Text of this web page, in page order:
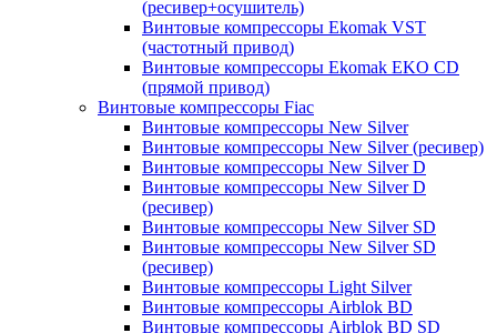
(ресивер+осушитель)
Винтовые компрессоры Ekomak VST
(частотный привод)
Винтовые компрессоры Ekomak EKO CD
(прямой привод)
Винтовые компрессоры Fiac
Винтовые компрессоры New Silver
Винтовые компрессоры New Silver (ресивер)
Винтовые компрессоры New Silver D
Винтовые компрессоры New Silver D
(ресивер)
Винтовые компрессоры New Silver SD
Винтовые компрессоры New Silver SD
(ресивер)
Винтовые компрессоры Light Silver
Винтовые компрессоры Airblok BD
Винтовые компрессоры Airblok BD SD